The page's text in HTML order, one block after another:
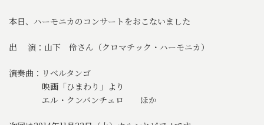
本日、ハーモニカのコンサートをおこないました
出 演：山下 伶さん（クロマチック・ハーモニカ）
演奏曲：リベルタンゴ
映画「ひまわり」より
エル・クンバンチェロ ほか